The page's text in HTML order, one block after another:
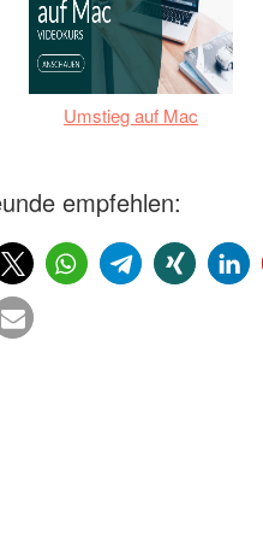
Umstieg auf Mac
empfehlen: